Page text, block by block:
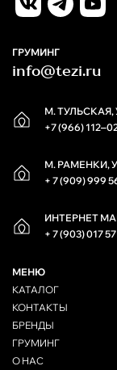
М. ТУЛЬСКАЯ,
+7 (966)
М. РАМЕНКИ,
+ 7 (909) 999
ИНТЕРНЕТ
+ 7 (903) 017
ГРУМИНГ
info@tezi.ru
МЕНЮ
КАТАЛОГ
КОНТАКТЫ
БРЕНДЫ
ГРУМИНГ
О НАС